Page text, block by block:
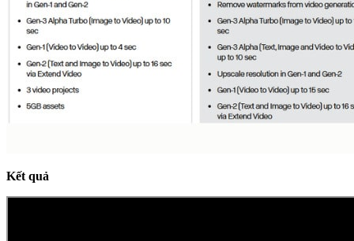
Kết quả